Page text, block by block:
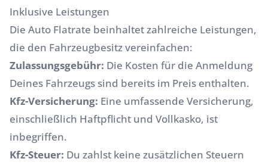
Inklusive Leistungen
Die Auto Flatrate beinhaltet zahlreiche Leistungen,
die den Fahrzeugbesitz vereinfachen:
Zulassungsgebühr: Die Kosten für die Anmeldung
Deines Fahrzeugs sind bereits im Preis enthalten.
Kfz-Versicherung: Eine umfassende Versicherung,
einschließlich Haftpflicht und Vollkasko, ist
inbegriffen.
Kfz-Steuer: Du zahlst keine zusätzlichen Steuern